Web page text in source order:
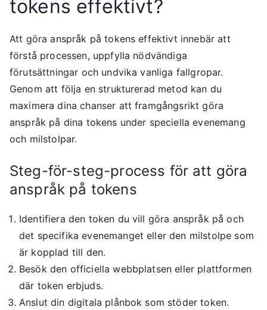
tokens effektivt?
Att göra anspråk på tokens effektivt innebär att
förstå processen, uppfylla nödvändiga
förutsättningar och undvika vanliga fallgropar.
Genom att följa en strukturerad metod kan du
maximera dina chanser att framgångsrikt göra
anspråk på dina tokens under speciella evenemang
och milstolpar.
Steg-för-steg-process för att göra
anspråk på tokens
Identifiera den token du vill göra anspråk på och
det specifika evenemanget eller den milstolpe som
är kopplad till den.
Besök den officiella webbplatsen eller plattformen
där token erbjuds.
Anslut din digitala plånbok som stöder token.